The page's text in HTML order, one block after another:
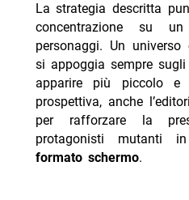
La strategia descritta
concentrazione su
personaggi. Un
si appoggia sempre
apparire più piccolo e
prospettiva, anche
per rafforzare la
protagonisti mutanti
formato schermo.